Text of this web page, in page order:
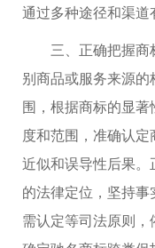
通过多种途径和渠道
三、正确把握商
别商品或服务来源
围，根据商标的显
度和范围，准确认
近似和误导性后果
的法律定位，坚持
需认定等司法原则